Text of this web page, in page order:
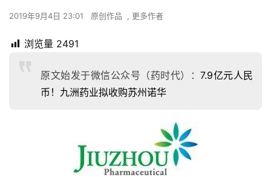
2019年9月4日 23:01 原创作品 , 更多作者
浏览量 2491
原文始发于微信公众号（药时代）： 7.9亿元人民
币！九洲药业拟收购苏州诺华